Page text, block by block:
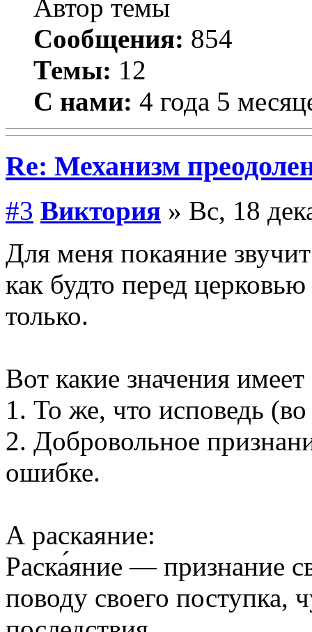
Автор темы
Сообщения: 854
Темы: 12
С нами: 4 года 5
Re: Механизм
#3 Виктория » Вс, 18
Для меня покаяние
как будто перед
только.
Вот какие значения имеет
1. То же, что исповедь
2. Добровольное
ошибке.
А раскаяние:
Раска́яние — признание
поводу своего поступка,